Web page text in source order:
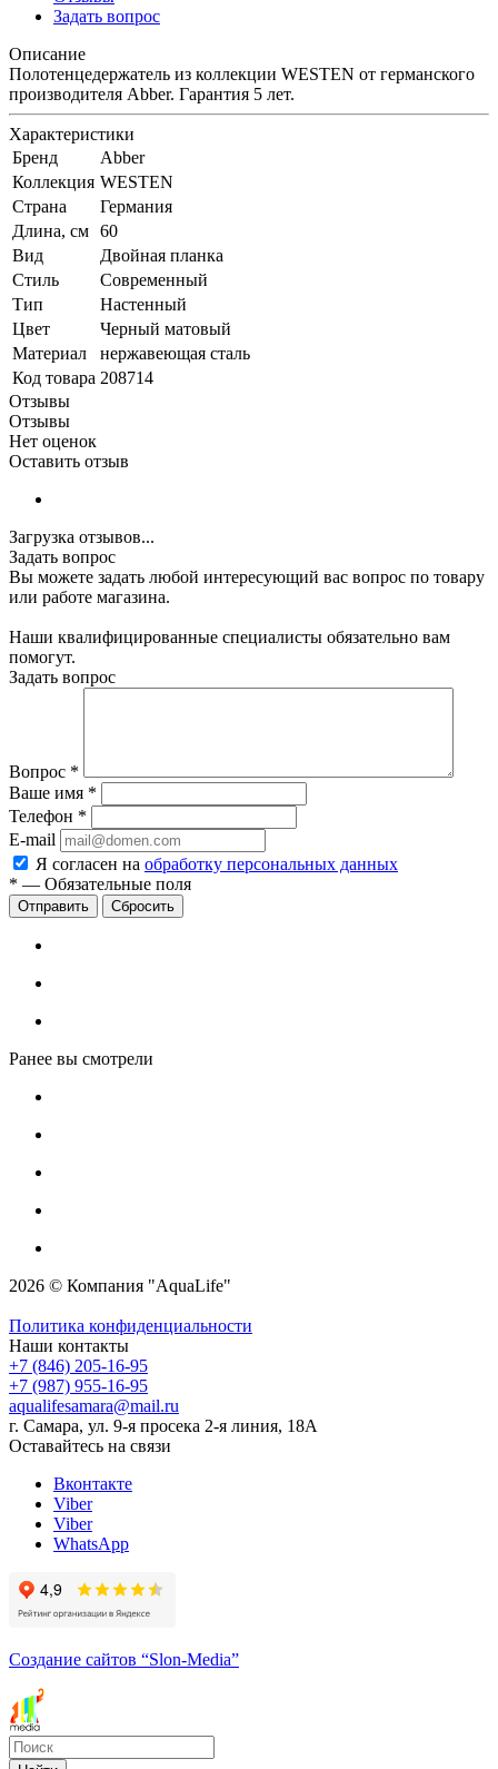
Задать вопрос
Описание
Полотенцедержатель из коллекции WESTEN от германского
производителя Abber. Гарантия 5 лет.
Характеристики
Бренд
Abber
Коллекция WESTEN
Страна
Германия
Длина, см 60
Вид
Двойная планка
Стиль
Современный
Тип
Настенный
Цвет
Черный матовый
Материал
нержавеющая сталь
Код товара 208714
Отзывы
Отзывы
Нет оценок
Оставить отзыв
Загрузка отзывов...
Задать вопрос
Вы можете задать любой интересующий вас вопрос по товару
или работе магазина.
Наши квалифицированные специалисты обязательно вам
помогут.
Задать вопрос
Вопрос *
Ваше имя *
Телефон *
E-mail
Я согласен на обработку персональных данных
* — Обязательные поля
Сбросить
Ранее вы смотрели
2026 © Компания "AquaLife"
Политика конфиденциальности
Наши контакты
+7 (846) 205-16-95
+7 (987) 955-16-95
aqualifesamara@mail.ru
г. Самара, ул. 9-я просека 2-я линия, 18А
Оставайтесь на связи
Вконтакте
Viber
Viber
WhatsApp
Создание сайтов “Slon-Media”